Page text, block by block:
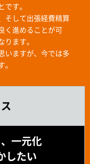
す。
そして出張経費精算
く進めることが可
ます。
いますが、今では多
一元化
したい